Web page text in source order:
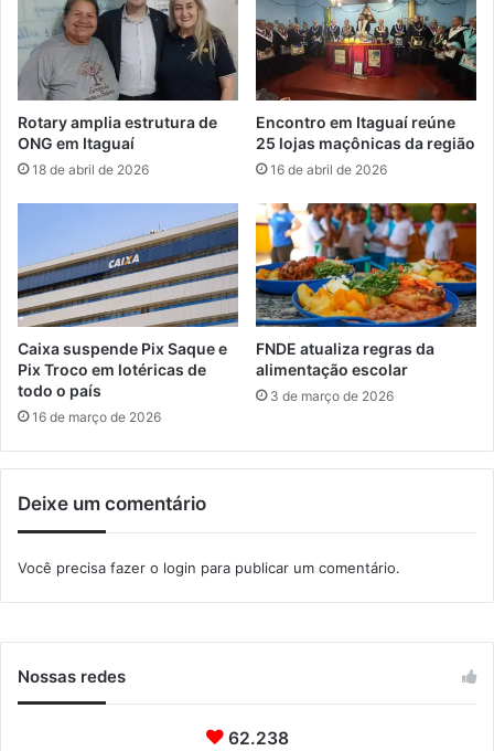
õ
e
s
a
s
e
x
-
f
e
i
r
a
u
a
d
i
h
a
p
e
c
i
a
l
i
a
a
e
c
é
Rotary amplia estrutura de
ONG em Itaguaí
18 de abril de 2026
Encontro em Itaguaí reúne
25 lojas maçônicas da região
16 de abril de 2026
Caixa suspende Pix Saque e
Pix Troco em lotéricas de
todo o país
16 de março de 2026
FNDE atualiza regras da
alimentação escolar
3 de março de 2026
Deixe um comentário
Você precisa fazer o login para publicar um comentário.
Nossas redes
62.238